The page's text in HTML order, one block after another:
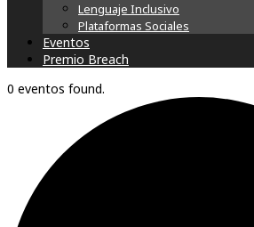
Lenguaje Inclusivo
Plataformas Sociales
Eventos
Premio Breach
0 eventos found.